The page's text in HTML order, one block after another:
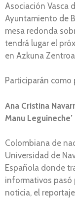
Asociación Vasca
Ayuntamiento de
mesa redonda
tendrá lugar el
en Azkuna
Participarán como
Ana Cristina
Manu Leguineche’
Colombiana de
Universidad de
Española donde
informativos pasó
noticia, el